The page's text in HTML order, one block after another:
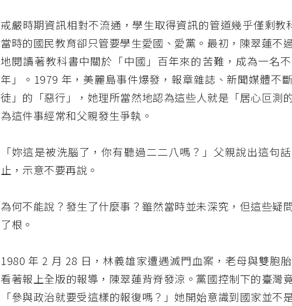
戒嚴時期資訊相對不流通，學生取得資訊的管道幾乎僅剩
當時的國民教育卻只管要學生愛國、愛黨。最初，陳翠蓮不
地閱讀著教科書中關於「中國」百年來的苦難，成為一名
年」。1979 年，美麗島事件爆發，報章雜誌、新聞媒體不
徒」的「惡行」，她理所當然地認為這些人就是「居心叵測
為這件事經常和父親發生爭執。
「妳這是被洗腦了，你有聽過二二八嗎？」父親說出這句
止，示意不要再說。
為何不能說？發生了什麼事？雖然當時並未深究，但這些疑
了根。
1980 年 2 月 28 日，林義雄家遭遇滅門血案，老母與雙胞
看著報上全版的報導，陳翠蓮背脊發涼。黨國控制下的臺灣
「參與政治就要受這樣的報復嗎？」她開始意識到國家並不